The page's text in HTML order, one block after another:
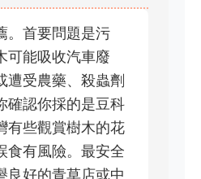
。首要問題是污
可能吸收汽車廢
遭受農藥、殺蟲劑
確認你採的是豆科
有些觀賞樹木的花
食有風險。最安全
良好的青草店或中